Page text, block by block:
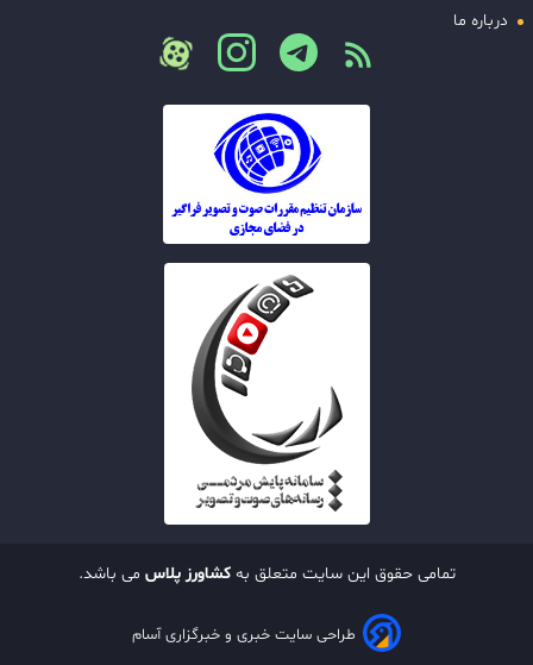
درباره ما
تمامی حقوق این سایت متعلق بهکشاورز پلاس می باشد.
طراحی سایت خبری و خبرگزاری آسام